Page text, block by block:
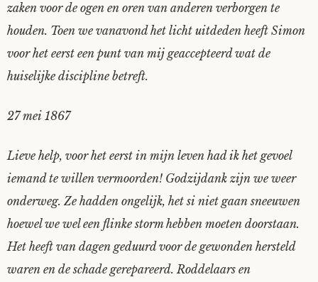
Henricus
Jack
Kersje
Lani
Nyncke
zaken voor de ogen en oren van anderen verborgen te
houden. Toen we vanavond het licht uitdeden heeft Simon
voor het eerst een punt van mij geaccepteerd wat de
huiselijke discipline betreft.
27 mei 1867
Lieve help, voor het eerst in mijn leven had ik het gevoel
iemand te willen vermoorden! Godzijdank zijn we weer
onderweg. Ze hadden ongelijk, het si niet gaan sneeuwen
hoewel we wel een flinke storm hebben moeten doorstaan.
Het heeft van dagen geduurd voor de gewonden hersteld
waren en de schade gerepareerd. Roddelaars en